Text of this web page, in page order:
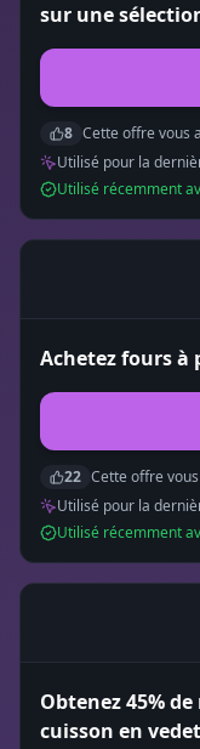
sur une
8 Cette offre vous
Utilisé pour la
Utilisé récemment
Achetez fours à
22 Cette offre
Utilisé pour la
Utilisé récemment
Obtenez 45%
cuisson en